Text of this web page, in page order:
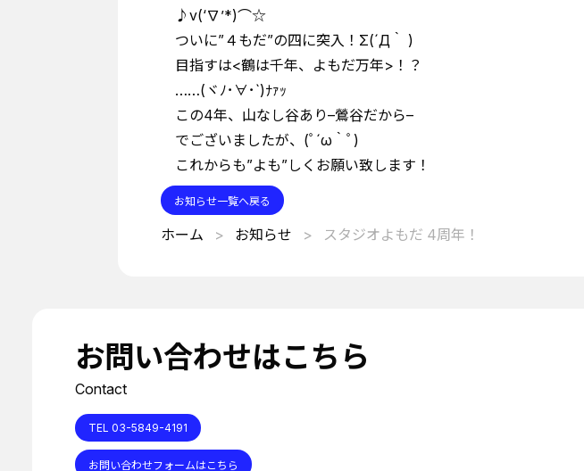
♪v(‘∇’*)⌒☆
ついに”４もだ”の四に突入！Σ(´Д｀ )
目指すは<鶴は千年、よもだ万年>！？
……(ヾﾉ･∀･`)ﾅｧｯ
この4年、山なし谷あり–鶯谷だから–
でございましたが、(ﾟ´ω｀ﾟ)
これからも”よも”しくお願い致します！
お知らせ一覧へ戻る
ホーム お知らせ スタジオよもだ 4周年！
お問い合わせはこちら
Contact
TEL 03-5849-4191
お問い合わせフォームはこちら